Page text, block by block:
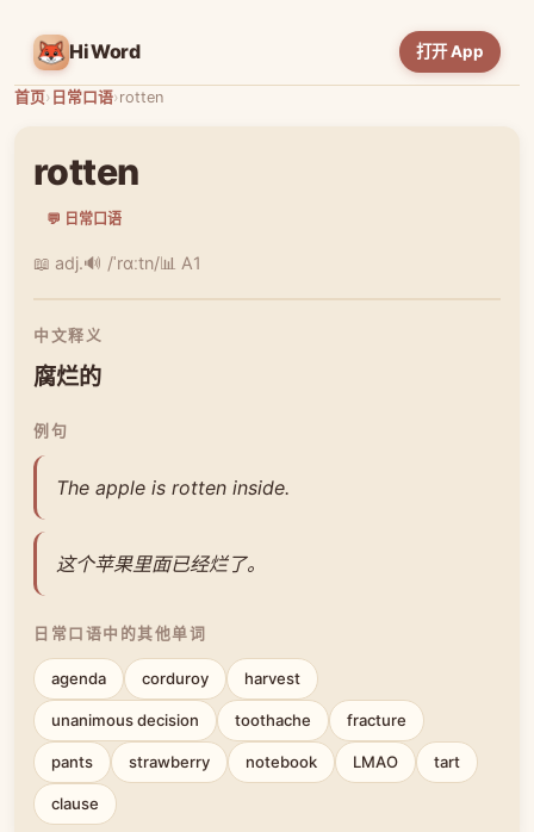
HiWord 打开 App
首页› 日常口语›rotten
rotten
💬 日常口语
📖 adj.🔊 /ˈrɑːtn/📊 A1
中文释义
腐烂的
例句
The apple is rotten inside.
这个苹果里面已经烂了。
日常口语中的其他单词
agenda corduroy harvest
unanimous decision toothache fracture
pants strawberry notebook LMAO tart
clause